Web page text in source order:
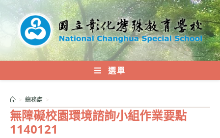
內
選單
無障礙校園環境諮詢小組作業要點
1140121
> 總務處 >